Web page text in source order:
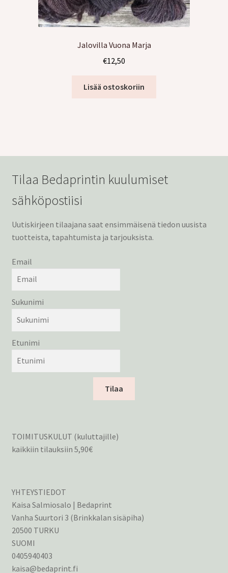
Jalovilla Vuona Marja
€12,50
Lisää ostoskoriin
Tilaa Bedaprintin kuulumiset
sähköpostiisi
Uutiskirjeen tilaajana saat ensimmäisenä tiedon uusista
tuotteista, tapahtumista ja tarjouksista.
Email
Sukunimi
Etunimi
Tilaa
TOIMITUSKULUT (kuluttajille)
kaikkiin tilauksiin 5,90€
YHTEYSTIEDOT
Kaisa Salmiosalo | Bedaprint
Vanha Suurtori 3 (Brinkkalan sisäpiha)
20500 TURKU
SUOMI
0405940403
kaisa@bedaprint.fi